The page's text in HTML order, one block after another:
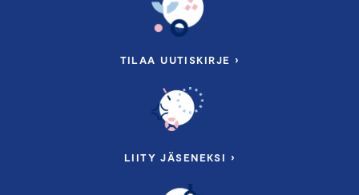
TILAA UUTISKIRJE ›
LIITY JÄSENEKSI ›